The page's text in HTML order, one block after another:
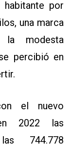
por
una marca
la modesta
percibió en
el nuevo
2022 las
744.778